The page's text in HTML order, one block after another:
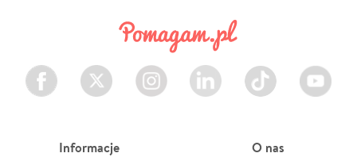
Facebook Twitter Instagram LinkedIn TikTok Youtube
Informacje O nas